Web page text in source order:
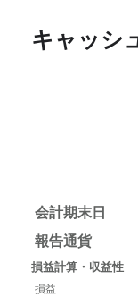
キャッシ
会計期末日
報告通貨
損益計算・収益性
損益